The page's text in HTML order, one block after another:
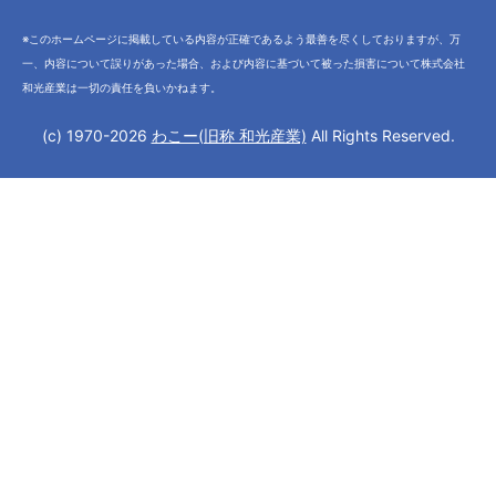
※このホームページに掲載している内容が正確であるよう最善を尽くしておりますが、万
一、内容について誤りがあった場合、および内容に基づいて被った損害について株式会社
和光産業は一切の責任を負いかねます。
(c) 1970-2026 わこー(旧称 和光産業) All Rights Reserved.